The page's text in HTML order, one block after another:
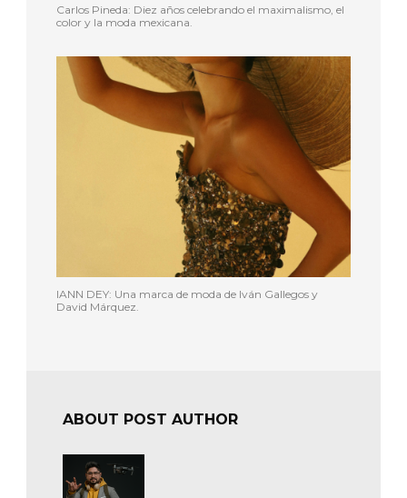
Carlos Pineda: Diez años celebrando el maximalismo, el
color y la moda mexicana.
IANN DEY: Una marca de moda de Iván Gallegos y
David Márquez.
ABOUT POST AUTHOR